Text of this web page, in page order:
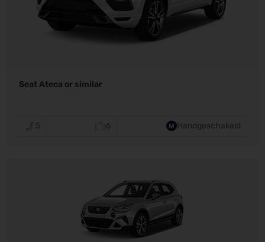
Seat Ateca or similar
5 6 Handgeschakeld